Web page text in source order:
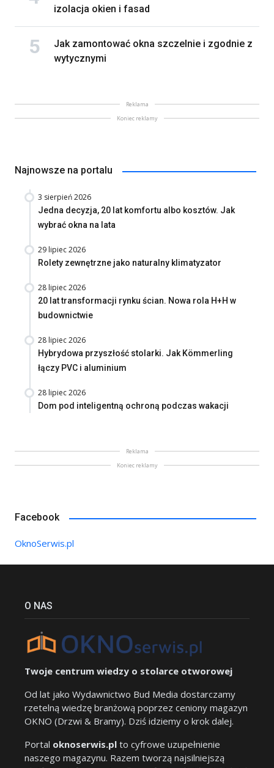
izolacja okien i fasad
Jak zamontować okna szczelnie i zgodnie z
wytycznymi
Reklama
Koniec reklamy
Najnowsze na portalu
3 sierpień 2026
Jedna decyzja, 20 lat komfortu albo kosztów. Jak
wybrać okna na lata
29 lipiec 2026
Rolety zewnętrzne jako naturalny klimatyzator
28 lipiec 2026
20 lat transformacji rynku ścian. Nowa rola H+H w
budownictwie
28 lipiec 2026
Hybrydowa przyszłość stolarki. Jak Kömmerling
łączy PVC i aluminium
28 lipiec 2026
Dom pod inteligentną ochroną podczas wakacji
Reklama
Koniec reklamy
Facebook
OknoSerwis.pl
O NAS
Twoje centrum wiedzy o stolarce otworowej
Od lat jako Wydawnictwo Bud Media dostarczamy
rzetelną wiedzę branżową poprzez ceniony magazyn
OKNO (Drzwi & Bramy). Dziś idziemy o krok dalej.
Portal oknoserwis.pl to cyfrowe uzupełnienie
naszego magazynu. Razem tworzą najsilniejszą